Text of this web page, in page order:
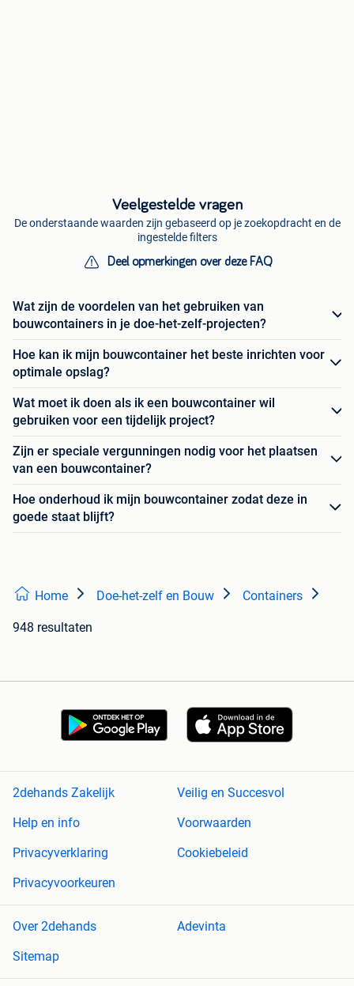
Veelgestelde vragen
De onderstaande waarden zijn gebaseerd op je zoekopdracht en de
ingestelde filters
Deel opmerkingen over deze FAQ
Wat zijn de voordelen van het gebruiken van
bouwcontainers in je doe-het-zelf-projecten?
Hoe kan ik mijn bouwcontainer het beste inrichten voor
optimale opslag?
Wat moet ik doen als ik een bouwcontainer wil
gebruiken voor een tijdelijk project?
Zijn er speciale vergunningen nodig voor het plaatsen
van een bouwcontainer?
Hoe onderhoud ik mijn bouwcontainer zodat deze in
goede staat blijft?
Home Doe-het-zelf en Bouw Containers
948 resultaten
2dehands Zakelijk
Veilig en Succesvol
Help en info
Voorwaarden
Privacyverklaring
Cookiebeleid
Privacyvoorkeuren
Over 2dehands
Adevinta
Sitemap